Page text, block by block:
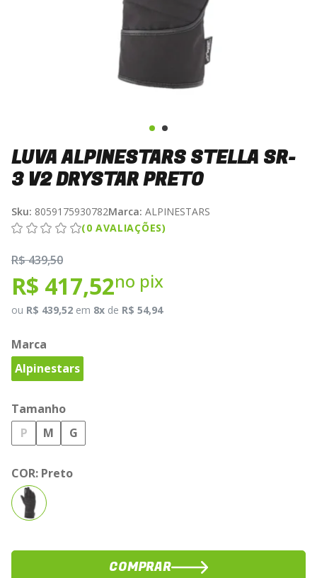
LUVA ALPINESTARS STELLA SR-
3 V2 DRYSTAR PRETO
Sku: 8059175930782Marca: ALPINESTARS
(0 AVALIAÇÕES)
R$ 439,50
R$ 417,52no pix
ou R$ 439,52 em 8x de R$ 54,94
Marca
Alpinestars
Tamanho
P
M G
COR: Preto
COMPRAR